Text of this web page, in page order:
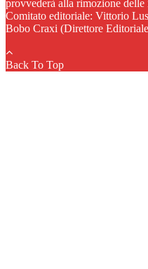
provvederà alla rimozione delle
Comitato editoriale: Vittorio
Bobo Craxi (Direttore
Back To Top